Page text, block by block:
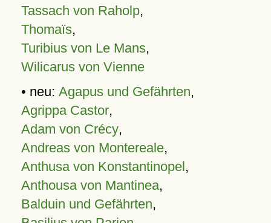
Tassach von Raholp,
Thomaïs,
Turibius von Le Mans,
Wilicarus von Vienne
• neu: Agapus und Gefährten,
Agrippa Castor,
Adam von Crécy,
Andreas von Montereale,
Anthusa von Konstantinopel,
Anthousa von Mantinea,
Balduin und Gefährten,